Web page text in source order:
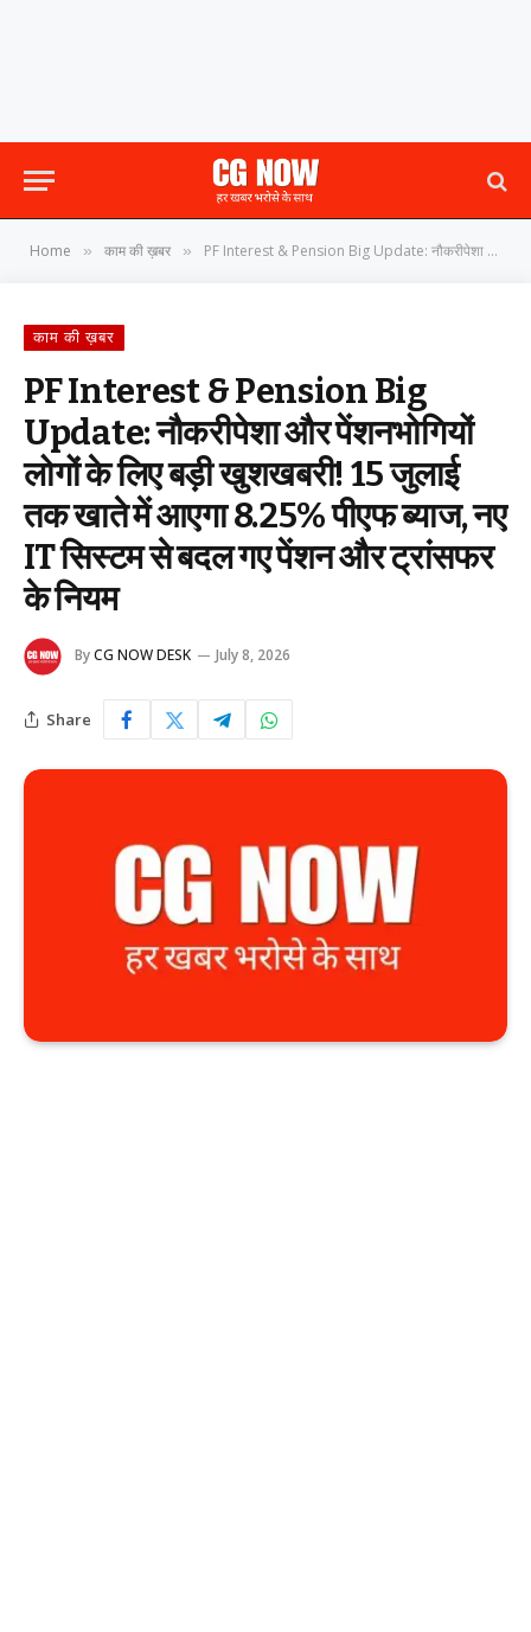
Home » काम की ख़बर » PF Interest & Pension Big Update: नौकरीपेशा और पेंशनभोगियों लोगों के लिए बड़ी खुशखबरी! 15 जुलाई तक खाते में आएगा 8.25% पीएफ ब्याज, नए IT सिस्टम से बदल गए पेंशन और ट्रांसफर के नियम
काम की ख़बर
PF Interest & Pension Big
Update: नौकरीपेशा और पेंशनभोगियों
लोगों के लिए बड़ी खुशखबरी! 15 जुलाई
तक खाते में आएगा 8.25% पीएफ ब्याज, नए
IT सिस्टम से बदल गए पेंशन और ट्रांसफर
के नियम
ByCG NOW DESK July 8, 2026
Share